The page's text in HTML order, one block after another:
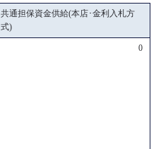
共通担保資金供給(本店･金利入札方
式)
0